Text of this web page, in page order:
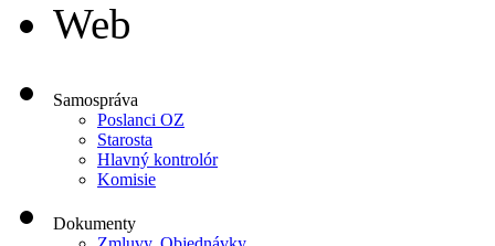
Web
Samospráva
Poslanci OZ
Starosta
Hlavný kontrolór
Komisie
Dokumenty